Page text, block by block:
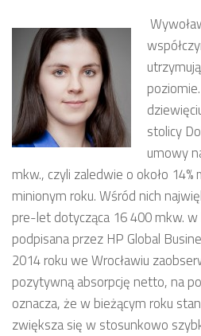
stolicy
umowy
mkw., czyli zaledwie o około 14%
minionym roku. Wśród nich
pre-let dotycząca 16 400 mkw.
podpisana przez HP Global
2014 roku we Wrocławiu
pozytywną absorpcję netto, na
oznacza, że w bieżącym roku
zwiększa się w stosunkowo